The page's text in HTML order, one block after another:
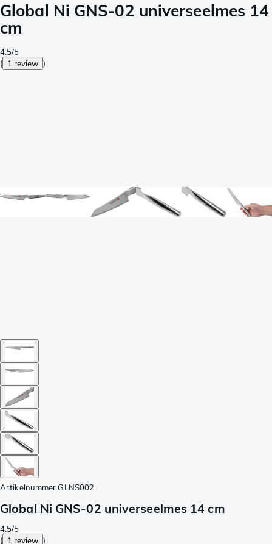
Global Ni GNS-02 universeelmes 14
cm
4.5/5
( 1 review )
Artikelnummer GLNS002
Global Ni GNS-02 universeelmes 14 cm
4.5/5
( 1 review )